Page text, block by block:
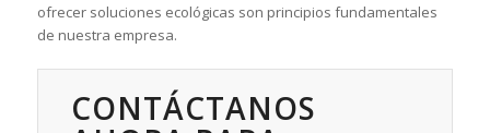
ofrecer soluciones ecológicas son principios fundamentales
de nuestra empresa.
CONTÁCTANOS